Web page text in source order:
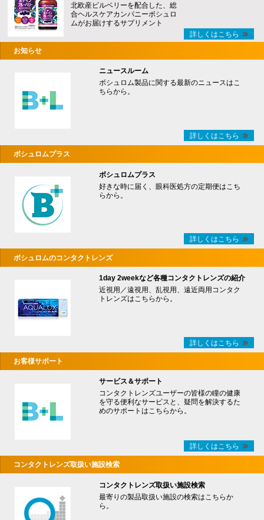
北欧産ビルベリーを配合した、総
合ヘルスケアカンパニーボシュロ
ムがお届けするサプリメント
詳しくはこちら
お知らせ
ニュースルーム
ボシュロム製品に関する最新のニュースはこ
ちらから。
詳しくはこちら
ボシュロムプラス
ボシュロムプラス
好きな時に届く、眼科医処方の定期便はこち
らから。
詳しくはこちら
ボシュロムのコンタクトレンズ
1day 2weekなど各種コンタクトレンズの紹介
近視用／遠視用、乱視用、遠近両用コンタク
トレンズはこちらから。
詳しくはこちら
お客様サポート
サービス＆サポート
コンタクトレンズユーザーの皆様の瞳の健康
を守る便利なサービスと、疑問を解決するた
めのサポートはこちらから。
詳しくはこちら
コンタクトレンズ取扱い施設検索
コンタクトレンズ取扱い施設検索
最寄りの製品取扱い施設の検索はこちらか
ら。